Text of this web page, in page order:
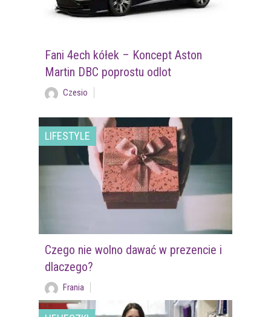
Fani 4ech kółek – Koncept Aston
Martin DBC poprostu odlot
Czesio
LIFESTYLE
Czego nie wolno dawać w prezencie i
dlaczego?
Frania